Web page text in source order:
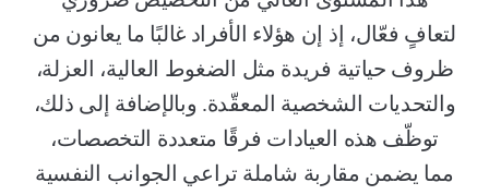
لتعافٍ فعّال، إذ إن هؤلاء الأفراد غالبًا ما يعانون من
ظروف حياتية فريدة مثل الضغوط العالية، العزلة،
والتحديات الشخصية المعقّدة. وبالإضافة إلى ذلك،
توظّف هذه العيادات فرقًا متعددة التخصصات،
مما يضمن مقاربة شاملة تراعي الجوانب النفسية